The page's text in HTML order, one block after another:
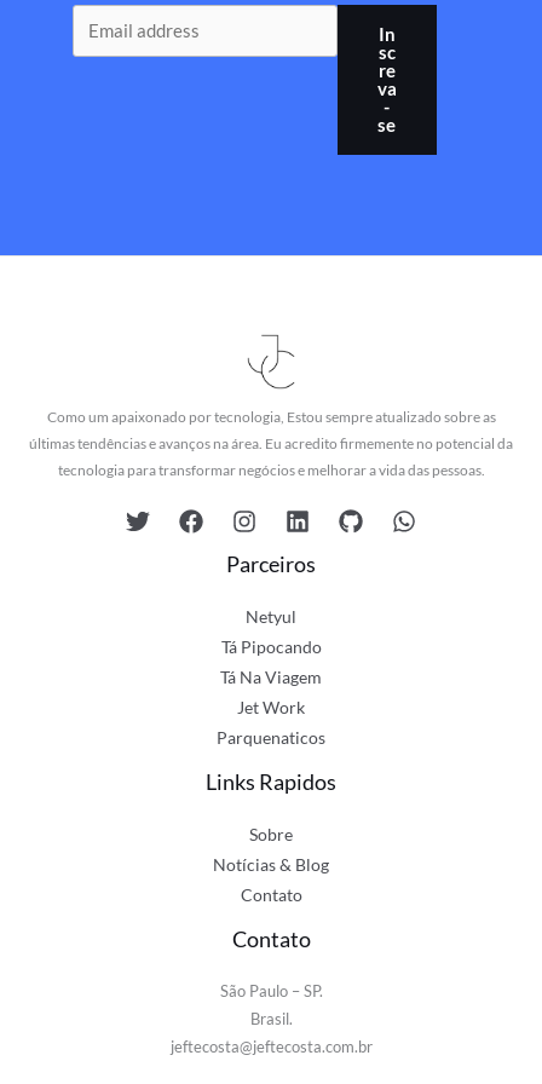
In
sc
re
va
-
se
Como um apaixonado por tecnologia, Estou sempre atualizado sobre as
últimas tendências e avanços na área. Eu acredito firmemente no potencial da
tecnologia para transformar negócios e melhorar a vida das pessoas.
Parceiros
Netyul
Tá Pipocando
Tá Na Viagem
Jet Work
Parquenaticos
Links Rapidos
Sobre
Notícias & Blog
Contato
Contato
São Paulo – SP.
Brasil.
jeftecosta@jeftecosta.com.br